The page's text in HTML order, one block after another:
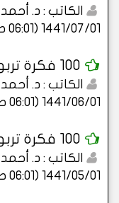
الكاتب : د.
1441/07/01 (06:01 صباحاً)
100 فكرة تربوية لضبط سلوك للطلاب «6».
الكاتب : د.
1441/06/01 (06:01 صباحاً)
100 فكرة تربوية لضبط سلوك للطلاب «5».
الكاتب : د.
1441/05/01 (06:01 صباحاً)